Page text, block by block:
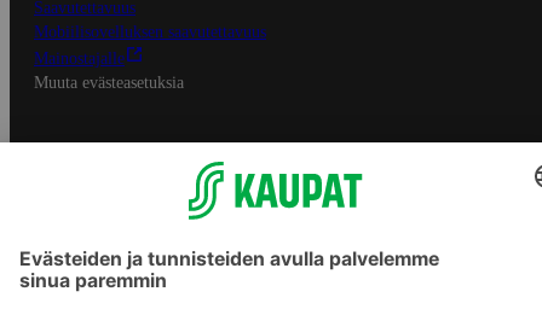
Saavutettavuus
Mobiilisovelluksen saavutettavuus
Mainostajalle
Muuta evästeasetuksia
S-ryhmän palvelut
Asiakasomistajuus
Yhteishyvä Ruoka -sovellus